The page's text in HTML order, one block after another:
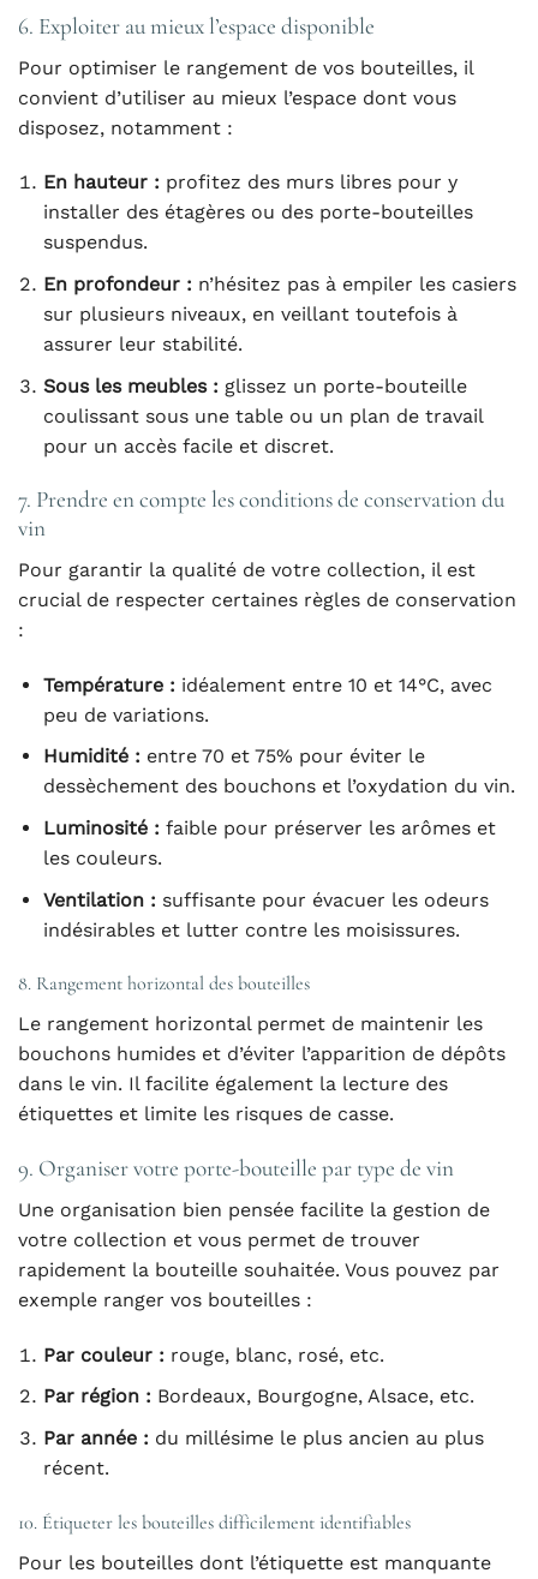
6. Exploiter au mieux l’espace disponible
Pour optimiser le rangement de vos bouteilles, il
convient d’utiliser au mieux l’espace dont vous
disposez, notamment :
En hauteur : profitez des murs libres pour y
installer des étagères ou des porte-bouteilles
suspendus.
En profondeur : n’hésitez pas à empiler les casiers
sur plusieurs niveaux, en veillant toutefois à
assurer leur stabilité.
Sous les meubles : glissez un porte-bouteille
coulissant sous une table ou un plan de travail
pour un accès facile et discret.
7. Prendre en compte les conditions de conservation du
vin
Pour garantir la qualité de votre collection, il est
crucial de respecter certaines règles de conservation
:
Température : idéalement entre 10 et 14°C, avec
peu de variations.
Humidité : entre 70 et 75% pour éviter le
dessèchement des bouchons et l’oxydation du vin.
Luminosité : faible pour préserver les arômes et
les couleurs.
Ventilation : suffisante pour évacuer les odeurs
indésirables et lutter contre les moisissures.
8. Rangement horizontal des bouteilles
Le rangement horizontal permet de maintenir les
bouchons humides et d’éviter l’apparition de dépôts
dans le vin. Il facilite également la lecture des
étiquettes et limite les risques de casse.
9. Organiser votre porte-bouteille par type de vin
Une organisation bien pensée facilite la gestion de
votre collection et vous permet de trouver
rapidement la bouteille souhaitée. Vous pouvez par
exemple ranger vos bouteilles :
Par couleur : rouge, blanc, rosé, etc.
Par région : Bordeaux, Bourgogne, Alsace, etc.
Par année : du millésime le plus ancien au plus
récent.
10. Étiqueter les bouteilles difficilement identifiables
Pour les bouteilles dont l’étiquette est manquante